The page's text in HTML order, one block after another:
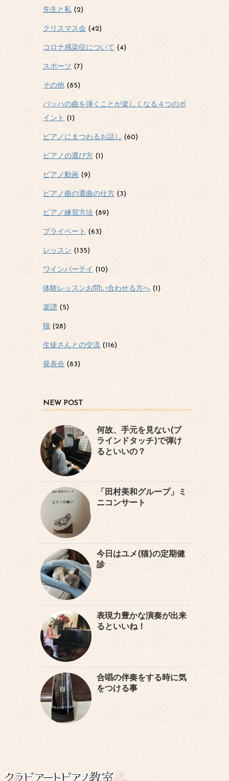
先生と私 (2)
クリスマス会 (42)
コロナ感染症について (4)
スポーツ (7)
その他 (85)
バッハの曲を弾くことが楽しくなる４つのポ
イント (1)
ピアノにまつわるお話し (60)
ピアノの選び方 (1)
ピアノ動画 (9)
ピアノ曲の選曲の仕方 (3)
ピアノ練習方法 (89)
プライベート (63)
レッスン (135)
ワインパーテイ (10)
体験レッスンお問い合わせる方へ (1)
楽譜 (5)
猫 (28)
生徒さんとの交流 (116)
発表会 (83)
NEW POST
何故、手元を見ない(ブ
ラインドタッチ)で弾け
るといいの？
「田村美和グループ」ミ
ニコンサート
今日はユメ(猫)の定期健
診
表現力豊かな演奏が出来
るといいね！
合唱の伴奏をする時に気
をつける事